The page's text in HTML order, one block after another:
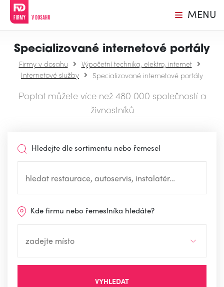
MENU
Specializované internetové portály
Firmy v dosahu
Výpočetní technika, elektro, internet
Internetové služby
Specializované internetové portály
Poptat můžete více než 480 000 společností a
živnostníků
Hledejte dle sortimentu nebo řemesel
Kde firmu nebo řemeslníka hledáte?
VYHLEDAT